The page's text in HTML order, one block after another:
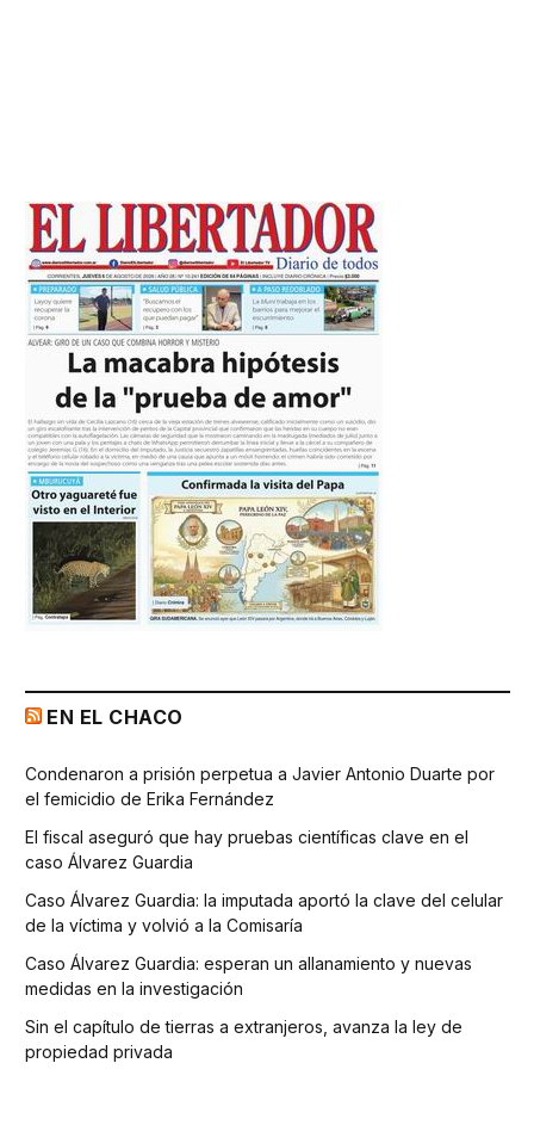
EN EL CHACO
Condenaron a prisión perpetua a Javier Antonio Duarte por
el femicidio de Erika Fernández
El fiscal aseguró que hay pruebas científicas clave en el
caso Álvarez Guardia
Caso Álvarez Guardia: la imputada aportó la clave del celular
de la víctima y volvió a la Comisaría
Caso Álvarez Guardia: esperan un allanamiento y nuevas
medidas en la investigación
Sin el capítulo de tierras a extranjeros, avanza la ley de
propiedad privada